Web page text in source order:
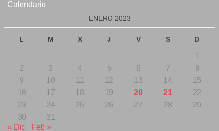
Calendario
ENERO 2023
L M X J V S D
1
2
3 4 5 6 7
8
9
10 11 12 13 14
15
16
17 18 19 20 21
22
23
24 25 26 27 28
29
30
31
« Dic
Feb »